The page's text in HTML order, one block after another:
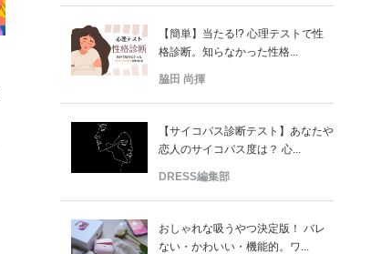
【簡単】当たる!? 心理テストで性
格診断。知らなかった性格...
脇田 尚揮
【サイコパス診断テスト】あなたや
恋人のサイコパス度は？ 心...
DRESS編集部
おしゃれな吸うやつ決定版！ バレ
ない・かわいい・機能的。ワ...